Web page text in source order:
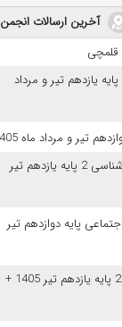
آخرین ارسالات انجمن
امتحان نهایی زبان خارجی 2 پایه یازدهم تیر و مرداد
تیر و مرداد ماه 1405
دانلود امتحان نهایی زیست شناسی 2 پایه یازدهم تیر
پایه دوازدهم تیر
دانلود امتحان نهایی هندسه 2 پایه یازدهم تیر 1405 +